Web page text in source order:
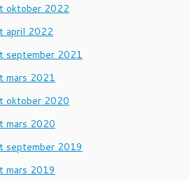
oktober 2022
april 2022
september 2021
mars 2021
oktober 2020
mars 2020
september 2019
mars 2019